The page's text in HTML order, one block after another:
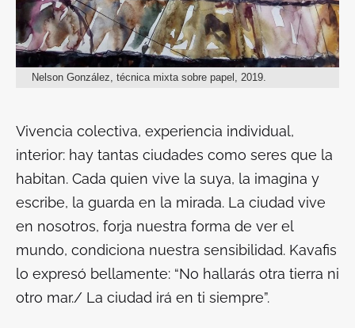
Nelson González, técnica mixta sobre papel, 2019.
Vivencia colectiva, experiencia individual,
interior: hay tantas ciudades como seres que la
habitan. Cada quien vive la suya, la imagina y
escribe, la guarda en la mirada. La ciudad vive
en nosotros, forja nuestra forma de ver el
mundo, condiciona nuestra sensibilidad. Kavafis
lo expresó bellamente: “No hallarás otra tierra ni
otro mar./ La ciudad irá en ti siempre”.